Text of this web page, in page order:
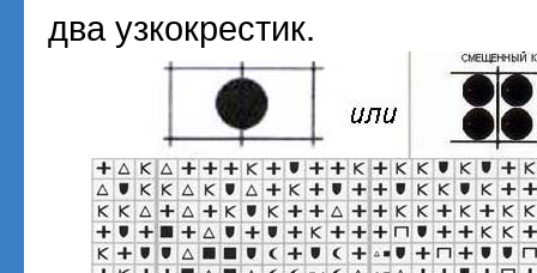
два узкокрестик.